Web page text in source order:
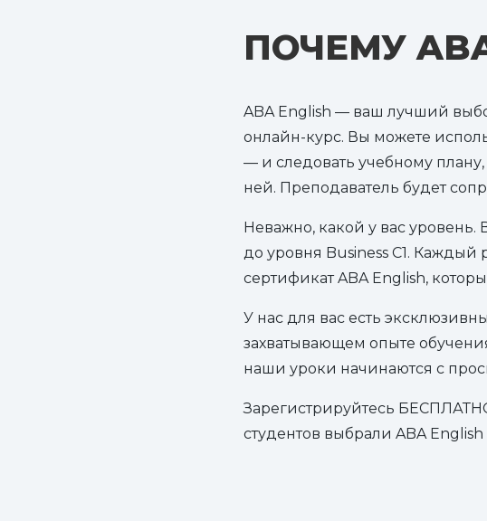
ПОЧЕМУ
ABA English — ваш лучший
онлайн-курс. Вы можете
— и следовать учебному
ней. Преподаватель будет
Неважно, какой у вас уровень.
до уровня Business C1.
сертификат ABA English,
У нас для вас есть
захватывающем опыте
наши уроки начинаются с
Зарегистрируйтесь
студентов выбрали ABA